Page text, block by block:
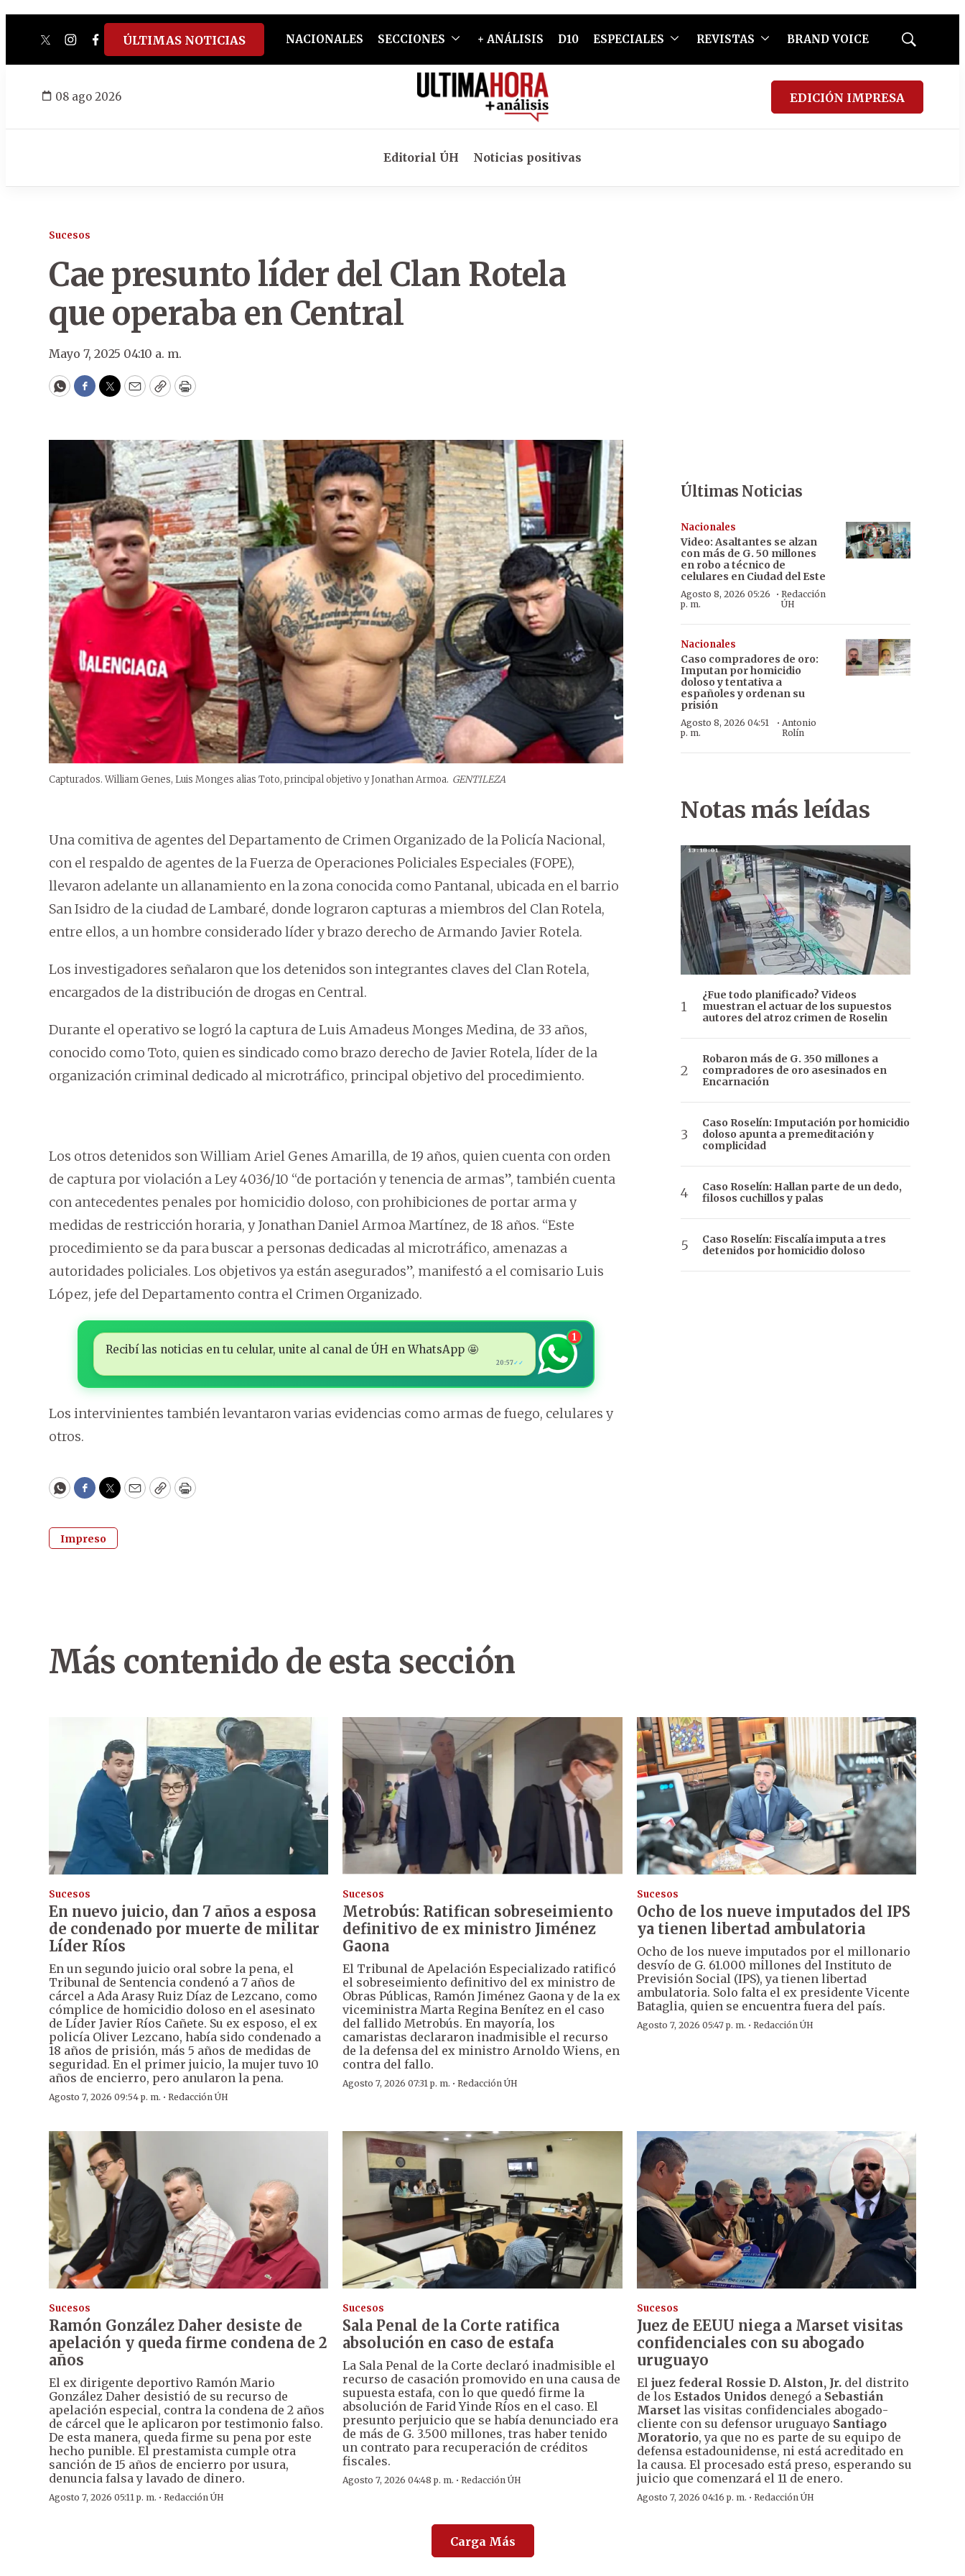
twitterinstagram
facebook
tiktokyoutube
spotify
ÚLTIMAS NOTICIAS NACIONALES SECCIONES + ANÁLISIS D10 ESPECIALES REVISTAS BRAND VOICE
Mostrar
08 ago 2026 EDICIÓN IMPRESA
Editorial ÚH Noticias positivas
Sucesos
Cae presunto líder del Clan Rotela
que operaba en Central
Mayo 7, 2025 04:10 a. m.
WhatsApp
Facebook
Twitter
EmailCopyPrint
Capturados. William Genes, Luis Monges alias Toto, principal objetivo y Jonathan Armoa. GENTILEZA
Una comitiva de agentes del Departamento de Crimen Organizado de la Policía Nacional,
con el respaldo de agentes de la Fuerza de Operaciones Policiales Especiales (FOPE),
llevaron adelante un allanamiento en la zona conocida como Pantanal, ubicada en el barrio
San Isidro de la ciudad de Lambaré, donde lograron capturas a miembros del Clan Rotela,
entre ellos, a un hombre considerado líder y brazo derecho de Armando Javier Rotela.
Los investigadores señalaron que los detenidos son integrantes claves del Clan Rotela,
encargados de la distribución de drogas en Central.
Durante el operativo se logró la captura de Luis Amadeus Monges Medina, de 33 años,
conocido como Toto, quien es sindicado como brazo derecho de Javier Rotela, líder de la
organización criminal dedicado al microtráfico, principal objetivo del procedimiento.
Los otros detenidos son William Ariel Genes Amarilla, de 19 años, quien cuenta con orden
de captura por violación a Ley 4036/10 “de portación y tenencia de armas”, también cuenta
con antecedentes penales por homicidio doloso, con prohibiciones de portar arma y
medidas de restricción horaria, y Jonathan Daniel Armoa Martínez, de 18 años. “Este
procedimiento se da para buscar a personas dedicadas al microtráfico, amenazas a
autoridades policiales. Los objetivos ya están asegurados”, manifestó a el comisario Luis
López, jefe del Departamento contra el Crimen Organizado.
Recibí las noticias en tu celular, unite al canal de ÚH en WhatsApp 🤩
20:57✓✓
1
Los intervinientes también levantaron varias evidencias como armas de fuego, celulares y
otros.
WhatsApp
Facebook
Twitter
EmailCopyPrint
Impreso
Últimas Noticias
Nacionales
Video: Asaltantes se alzan
con más de G. 50 millones
en robo a técnico de
celulares en Ciudad del Este
Agosto 8, 2026 05:26
p. m.
· Redacción
ÚH
Nacionales
Caso compradores de oro:
Imputan por homicidio
doloso y tentativa a
españoles y ordenan su
prisión
Agosto 8, 2026 04:51
p. m.
· Antonio
Rolín
Notas más leídas
¿Fue todo planificado? Videos
muestran el actuar de los supuestos
autores del atroz crimen de Roselin
Robaron más de G. 350 millones a
compradores de oro asesinados en
Encarnación
Caso Roselín: Imputación por homicidio
doloso apunta a premeditación y
complicidad
Caso Roselín: Hallan parte de un dedo,
filosos cuchillos y palas
Caso Roselín: Fiscalía imputa a tres
detenidos por homicidio doloso
Más contenido de esta sección
Sucesos
En nuevo juicio, dan 7 años a esposa
de condenado por muerte de militar
Líder Ríos
En un segundo juicio oral sobre la pena, el
Tribunal de Sentencia condenó a 7 años de
cárcel a Ada Arasy Ruiz Díaz de Lezcano, como
cómplice de homicidio doloso en el asesinato
de Líder Javier Ríos Cañete. Su ex esposo, el ex
policía Oliver Lezcano, había sido condenado a
18 años de prisión, más 5 años de medidas de
seguridad. En el primer juicio, la mujer tuvo 10
años de encierro, pero anularon la pena.
Agosto 7, 2026 09:54 p. m. · Redacción ÚH
Sucesos
Metrobús: Ratifican sobreseimiento
definitivo de ex ministro Jiménez
Gaona
El Tribunal de Apelación Especializado ratificó
el sobreseimiento definitivo del ex ministro de
Obras Públicas, Ramón Jiménez Gaona y de la ex
viceministra Marta Regina Benítez en el caso
del fallido Metrobús. En mayoría, los
camaristas declararon inadmisible el recurso
de la defensa del ex ministro Arnoldo Wiens, en
contra del fallo.
Agosto 7, 2026 07:31 p. m. ·Redacción ÚH
Sucesos
Ocho de los nueve imputados del IPS
ya tienen libertad ambulatoria
Ocho de los nueve imputados por el millonario
desvío de G. 61.000 millones del Instituto de
Previsión Social (IPS), ya tienen libertad
ambulatoria. Solo falta el ex presidente Vicente
Bataglia, quien se encuentra fuera del país.
Agosto 7, 2026 05:47 p. m. · Redacción ÚH
Sucesos
Ramón González Daher desiste de
apelación y queda firme condena de 2
años
El ex dirigente deportivo Ramón Mario
González Daher desistió de su recurso de
apelación especial, contra la condena de 2 años
de cárcel que le aplicaron por testimonio falso.
De esta manera, queda firme su pena por este
hecho punible. El prestamista cumple otra
sanción de 15 años de encierro por usura,
denuncia falsa y lavado de dinero.
Agosto 7, 2026 05:11 p. m. · Redacción ÚH
Sucesos
Sala Penal de la Corte ratifica
absolución en caso de estafa
La Sala Penal de la Corte declaró inadmisible el
recurso de casación promovido en una causa de
supuesta estafa, con lo que quedó firme la
absolución de Farid Yinde Ríos en el caso. El
presunto perjuicio que se había denunciado era
de más de G. 3.500 millones, tras haber tenido
un contrato para recuperación de créditos
fiscales.
Agosto 7, 2026 04:48 p. m. ·Redacción ÚH
Sucesos
Juez de EEUU niega a Marset visitas
confidenciales con su abogado
uruguayo
El juez federal Rossie D. Alston, Jr.del distrito
de los Estados Unidos denegó a Sebastián
Marsetlas visitas confidenciales abogado-
cliente con su defensor uruguayo Santiago
Moratorio, ya que no es parte de su equipo de
defensa estadounidense, ni está acreditado en
la causa. El procesado está preso, esperando su
juicio que comenzará el 11 de enero.
Agosto 7, 2026 04:16 p. m. · Redacción ÚH
Carga Más